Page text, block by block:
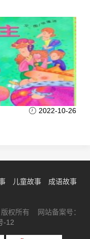
2022-10-26
儿童故事
成语故事
权所有 网站备案号：
-12